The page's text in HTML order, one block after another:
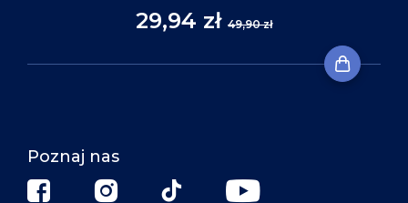
29,94 zł 49,90 zł
Poznaj nas